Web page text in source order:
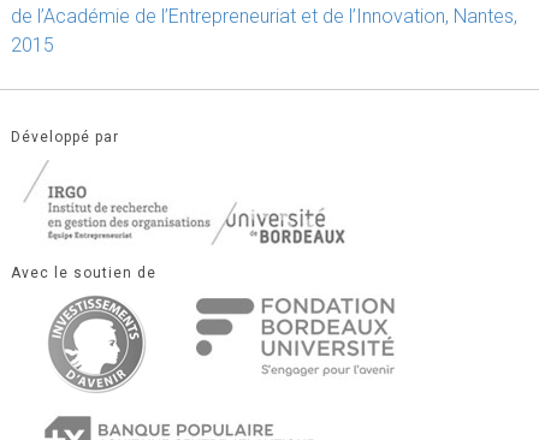
de l’Académie de l’Entrepreneuriat et de l’Innovation, Nantes,
2015
Développé par
Avec le soutien de